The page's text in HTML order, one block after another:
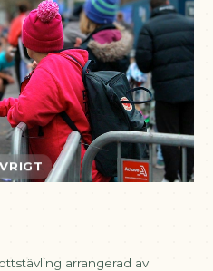
arrangerad av